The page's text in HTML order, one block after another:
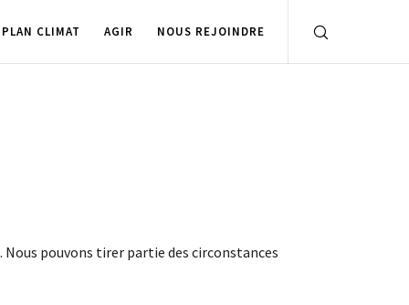
PLAN CLIMAT AGIR NOUS REJOINDRE
Nous pouvons tirer partie des circonstances